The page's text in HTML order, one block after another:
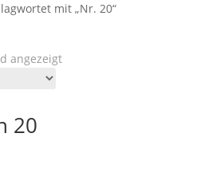
mit „Nr. 20“
angezeigt
20